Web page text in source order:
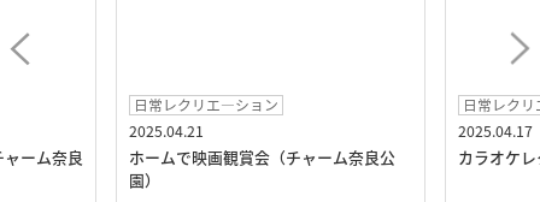
ーム奈良
日常レクリエ―ション
2025.04.21
ホームで映画観賞会（チャーム奈良公
園）
日常レク
2025.04.17
カラオケ